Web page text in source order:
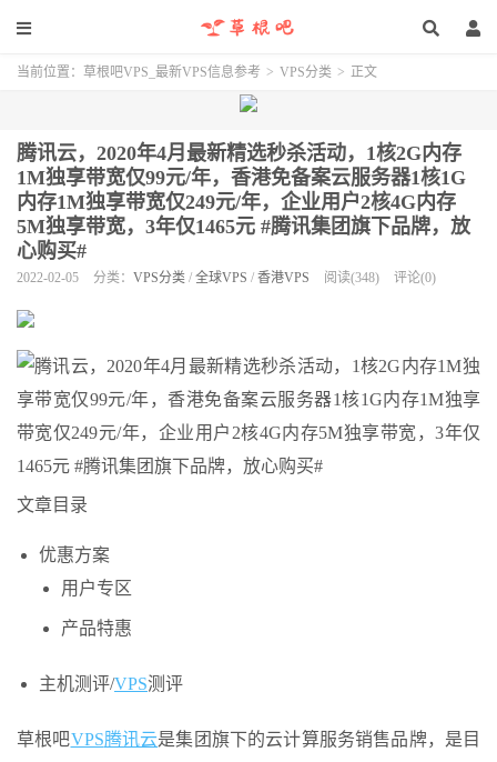
当前位置： 草根吧VPS_最新VPS信息参考 > VPS分类 > 正文
腾讯云，2020年4月最新精选秒杀活动，1核2G内存
1M独享带宽仅99元/年，香港免备案云服务器1核1G
内存1M独享带宽仅249元/年，企业用户2核4G内存
5M独享带宽，3年仅1465元 #腾讯集团旗下品牌，放
心购买#
2022-02-05 分类： VPS分类 / 全球VPS / 香港VPS 阅读(348) 评论(0)
文章目录
优惠方案
用户专区
产品特惠
主机测评/VPS测评
草根吧VPS腾讯云是集团旗下的云计算服务销售品牌，是目